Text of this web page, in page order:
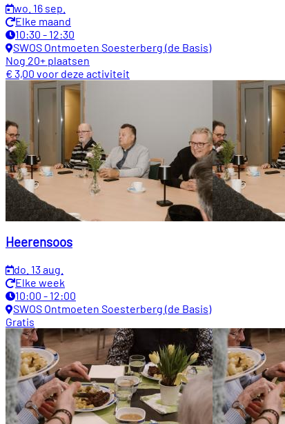
wo. 16 sep.
Elke maand
10:30 - 12:30
SWOS Ontmoeten Soesterberg (de Basis)
Nog 20+ plaatsen
€ 3,00 voor deze activiteit
Heerensoos
do. 13 aug.
Elke week
10:00 - 12:00
SWOS Ontmoeten Soesterberg (de Basis)
Gratis